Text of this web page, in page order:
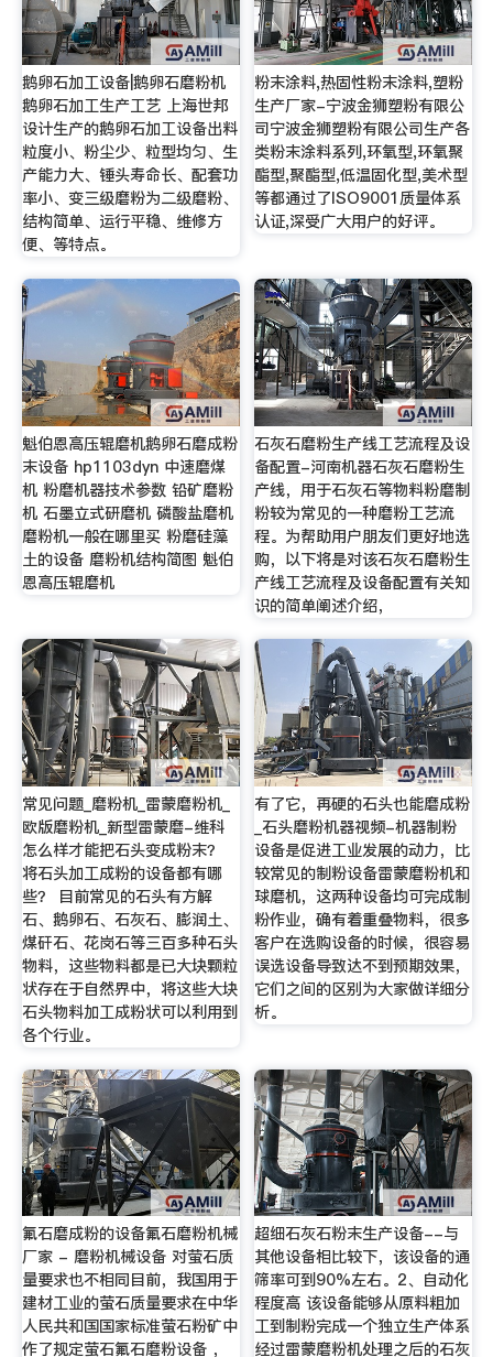
鹅卵石加工设备|鹅卵石磨粉机
鹅卵石加工生产工艺 上海世邦
设计生产的鹅卵石加工设备出料
粒度小、粉尘少、粒型均匀、生
产能力大、锤头寿命长、配套功
率小、变三级磨粉为二级磨粉、
结构简单、运行平稳、维修方
便、等特点。
粉末涂料,热固性粉末涂料,塑粉
生产厂家-宁波金狮塑粉有限公
司宁波金狮塑粉有限公司生产各
类粉末涂料系列,环氧型,环氧聚
酯型,聚酯型,低温固化型,美术型
等都通过了ISO9001质量体系
认证,深受广大用户的好评。
魁伯恩高压辊磨机鹅卵石磨成粉
末设备 hp1103dyn 中速磨煤
机 粉磨机器技术参数 铅矿磨粉
机 石墨立式研磨机 磷酸盐磨机
磨粉机一般在哪里买 粉磨硅藻
土的设备 磨粉机结构简图 魁伯
恩高压辊磨机
石灰石磨粉生产线工艺流程及设
备配置-河南机器石灰石磨粉生
产线，用于石灰石等物料粉磨制
粉较为常见的一种磨粉工艺流
程。为帮助用户朋友们更好地选
购，以下将是对该石灰石磨粉生
产线工艺流程及设备配置有关知
识的简单阐述介绍，
常见问题_磨粉机_雷蒙磨粉机_
欧版磨粉机_新型雷蒙磨-维科
怎么样才能把石头变成粉末？
将石头加工成粉的设备都有哪
些？ 目前常见的石头有方解
石、鹅卵石、石灰石、膨润土、
煤矸石、花岗石等三百多种石头
物料，这些物料都是已大块颗粒
状存在于自然界中，将这些大块
石头物料加工成粉状可以利用到
各个行业。
有了它，再硬的石头也能磨成粉
_石头磨粉机器视频-机器制粉
设备是促进工业发展的动力，比
较常见的制粉设备雷蒙磨粉机和
球磨机，这两种设备均可完成制
粉作业，确有着重叠物料，很多
客户在选购设备的时候，很容易
误选设备导致达不到预期效果，
它们之间的区别为大家做详细分
析。
氟石磨成粉的设备氟石磨粉机械
厂家 - 磨粉机械设备 对萤石质
量要求也不相同目前，我国用于
建材工业的萤石质量要求在中华
人民共和国国家标准萤石粉矿中
作了规定萤石氟石磨粉设备 ，
超细石灰石粉末生产设备--与
其他设备相比较下，该设备的通
筛率可到90%左右。2、自动化
程度高 该设备能够从原料粗加
工到制粉完成一个独立生产体系
经过雷蒙磨粉机处理之后的石灰